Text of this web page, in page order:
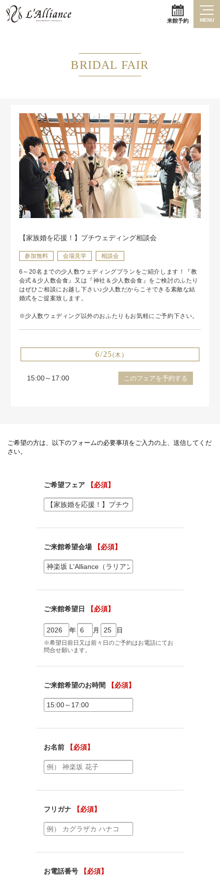
来館予約 MENU
BRIDAL FAIR
【家族婚を応援！】プチウェディング相談会
参加無料 会場見学 相談会
6～20名までの少人数ウェディングプランをご紹介します！『教
会式＆少人数会食』又は『神社＆少人数会食』をご検討のふたり
はぜひご相談にお越し下さい♪少人数だからこそできる素敵な結
婚式をご提案致します。
※少人数ウェディング以外のおふたりもお気軽にご予約下さい。
6/25(木)
15:00～17:00 このフェアを予約する